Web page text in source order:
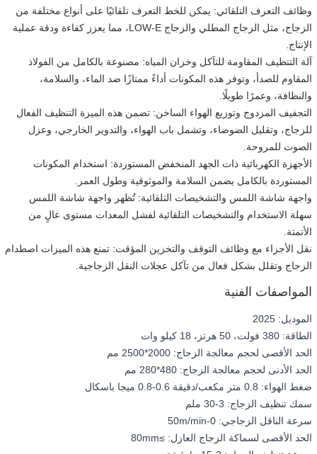
وظائف التعرف التلقائي: يمكن للخط التعرف تلقائيًا على أنواع مختلفة من
الزجاج، مثل الزجاج المطلي والزجاج LOW-E، مما يعزز كفاءة ودقة عملية
الإنتاج.
آلة التنظيف المقاومة للتآكل وخزان المياه: مصنوعة بالكامل من الفولاذ
المقاوم للصدأ، وتوفر هذه المكونات أداءً ممتازًا ضد الماء، والسلامة،
والنظافة، وعمرًا طويلًا.
التجفيف المزدوج وتوزيع الهواء الساخن: تضمن هذه الميزة التنظيف الفعال
للزجاج، وتقليل الضوضاء، وتشمل باب الهواء، والتدوير الخارجي، وعزل
الصوت للمروحة.
الأجهزة الكهربائية ذات الجهد المنخفض المستوردة: استخدام المكونات
المستوردة بالكامل يضمن السلامة والموثوقية وطول العمر.
واجهة شاشة اللمس والتشخيصات التلقائية: تُظهر واجهة شاشة اللمس
سهلة الاستخدام والتشخيصات التلقائية لفشل المعدات مستوى عالٍ من
الأتمتة.
نقل الأجزاء مع وظائف التوقف والتخزين المؤقت: تمنع هذه الميزات اصطدام
الزجاج وتقلل بشكل فعال من تآكل عجلات النقل الزجاجية.
المواصفات الفنية
الموديل: 2025
الطاقة: 380 فولت، 50 هرتز، 18 كيلو وات
الحد الأقصى لحجم معالجة الزجاج: 2000*2500 مم
الحد الأدنى لحجم معالجة الزجاج: 480*280 مم
ضغط الهواء: 0.8 متر مكعب/دقيقة 0.6-0.8 ميجا باسكال
سمك تنظيف الزجاج: 3-30 ملم
سرعة الناقل الزجاجي: 0-50m/min
الحد الأقصى لسماكة الزجاج العازل: ≥80mm